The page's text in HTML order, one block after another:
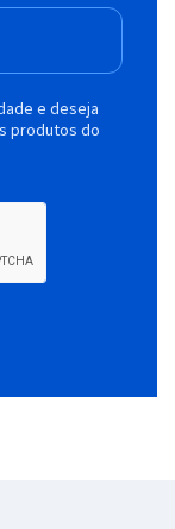
e deseja
produtos do